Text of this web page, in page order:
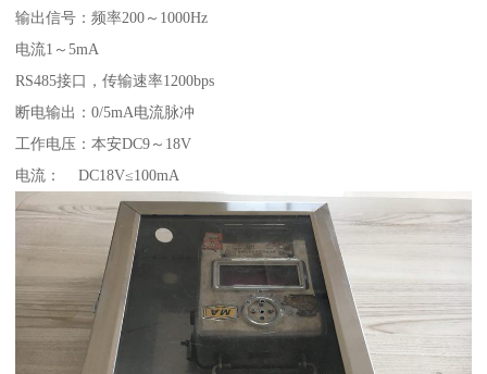
输出信号：频率200～1000Hz
电流1～5mA
RS485接口，传输速率1200bps
断电输出：0/5mA电流脉冲
工作电压：本安DC9～18V
电流： DC18V≤100mA